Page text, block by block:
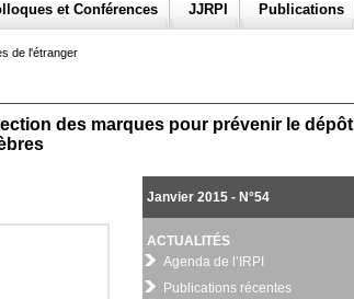
et Conférences JJRPI Publications
de l'étranger
des marques pour prévenir le dépôt
Janvier 2015 - N°54
ACTUALITÉS
Agenda de l’IRPI
Publications récentes